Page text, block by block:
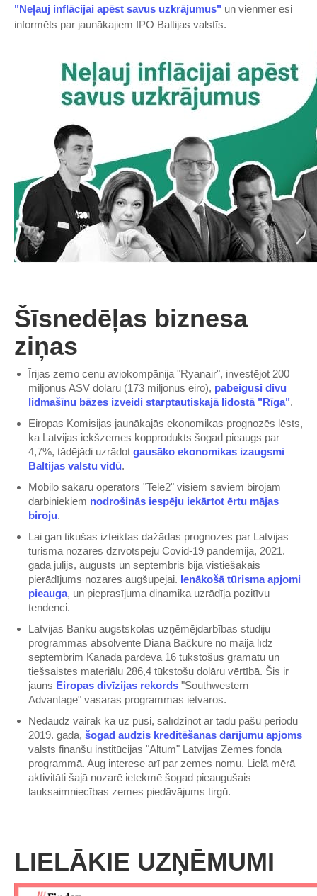
"Neļauj inflācijai apēst savus uzkrājumus" un vienmēr esi
informēts par jaunākajiem IPO Baltijas valstīs.
Šīsnedēļas biznesa
ziņas
Īrijas zemo cenu aviokompānija "Ryanair", investējot 200
miljonus ASV dolāru (173 miljonus eiro), pabeigusi divu
lidmašīnu bāzes izveidi starptautiskajā lidostā "Rīga".
Eiropas Komisijas jaunākajās ekonomikas prognozēs lēsts,
ka Latvijas iekšzemes kopprodukts šogad pieaugs par
4,7%, tādējādi uzrādot gausāko ekonomikas izaugsmi
Baltijas valstu vidū.
Mobilo sakaru operators "Tele2" visiem saviem birojam
darbiniekiem nodrošinās iespēju iekārtot ērtu mājas
biroju.
Lai gan tikušas izteiktas dažādas prognozes par Latvijas
tūrisma nozares dzīvotspēju Covid-19 pandēmijā, 2021.
gada jūlijs, augusts un septembris bija vistiešākais
pierādījums nozares augšupejai. Ienākošā tūrisma apjomi
pieauga, un pieprasījuma dinamika uzrādīja pozitīvu
tendenci.
Latvijas Banku augstskolas uzņēmējdarbības studiju
programmas absolvente Diāna Bačkure no maija līdz
septembrim Kanādā pārdeva 16 tūkstošus grāmatu un
tiešsaistes materiālu 286,4 tūkstošu dolāru vērtībā. Šis ir
jauns Eiropas divīzijas rekords "Southwestern
Advantage" vasaras programmas ietvaros.
Nedaudz vairāk kā uz pusi, salīdzinot ar tādu pašu periodu
2019. gadā, šogad audzis kreditēšanas darījumu apjoms
valsts finanšu institūcijas "Altum" Latvijas Zemes fonda
programmā. Aug interese arī par zemes nomu. Lielā mērā
aktivitāti šajā nozarē ietekmē šogad pieaugušais
lauksaimniecības zemes piedāvājums tirgū.
LIELĀKIE UZŅĒMUMI